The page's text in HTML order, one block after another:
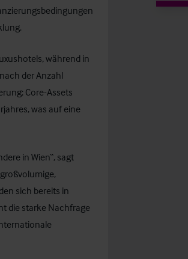
während in
der Anzahl
Core-Assets
was auf eine
in Wien“, sagt
sich bereits in
die starke Nachfrage